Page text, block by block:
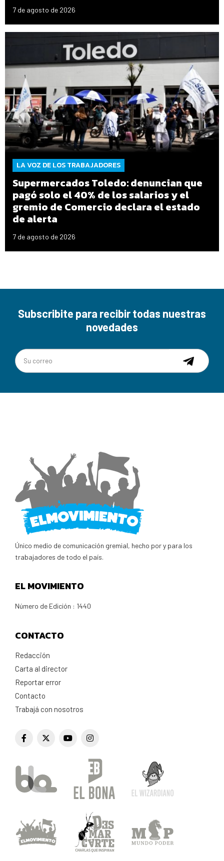
7 de agosto de 2026
LA VOZ DE LOS TRABAJADORES
Supermercados Toledo: denuncian que
pagó solo el 40% de los salarios y el
gremio de Comercio declara el estado
de alerta
7 de agosto de 2026
Subscribite para recibir todas nuestras
novedades
Único medio de comunicación gremial, hecho por y para los
trabajadores de todo el país.
EL MOVIMIENTO
Número de Edición : 1440
CONTACTO
Redacción
Carta al director
Reportar error
Contacto
Trabajá con nosotros